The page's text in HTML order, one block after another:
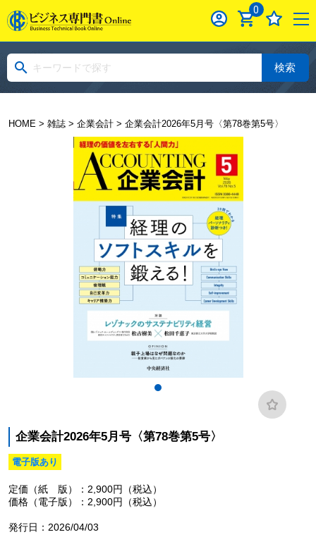
0
検索
HOME> 雑誌> 企業会計> 企業会計2026年5月号〈第78巻第5号〉
企業会計2026年5月号〈第78巻第5号〉
電子版あり
定価（紙 版）：2,900円（税込）
価格（電子版）：2,900円（税込）
発行日：2026/04/03